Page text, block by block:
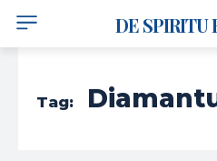
DE SPIRITU
Tag: